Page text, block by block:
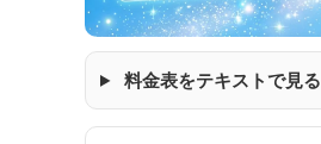
料金表をテキストで見る